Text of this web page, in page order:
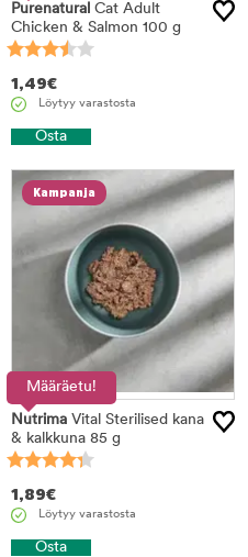
Purenatural Cat Adult
Chicken & Salmon 100 g
1,49€
Löytyy varastosta
Osta
Kampanja
Määräetu!
Nutrima Vital Sterilised kana
& kalkkuna 85 g
1,89€
Löytyy varastosta
Osta